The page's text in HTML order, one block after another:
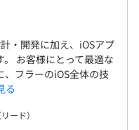
・開発に加え、iOSアプ
お客様にとって最適な
フラーのiOS全体の技
る
ード）